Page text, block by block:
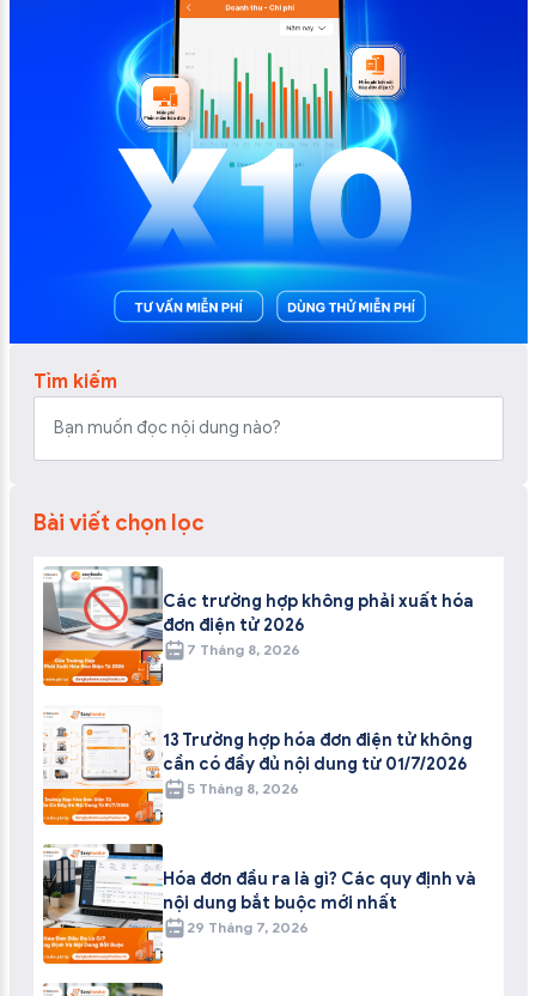
Tìm kiếm
Bài viết chọn lọc
Các trường hợp không phải xuất hóa
đơn điện tử 2026
7 Tháng 8, 2026
13 Trường hợp hóa đơn điện tử không
cần có đầy đủ nội dung từ 01/7/2026
5 Tháng 8, 2026
Hóa đơn đầu ra là gì? Các quy định và
nội dung bắt buộc mới nhất
29 Tháng 7, 2026